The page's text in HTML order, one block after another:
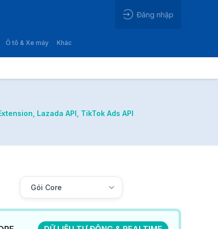
Đăng nhập
Ô tô & Xe máy Khác
Lazada API, TikTok Ads API